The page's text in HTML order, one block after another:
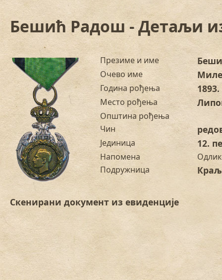
Бешић Радош - Детаљи
Презиме и име
Очево име
Година рођења 1893.
Место рођења
Општина рођења
Чин
Јединица 12.
Напомена
Подружница
Скенирани документ из евиденције